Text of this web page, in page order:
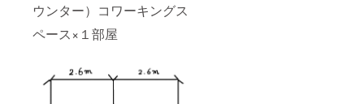
ウンター）コワーキングス
ペース×１部屋